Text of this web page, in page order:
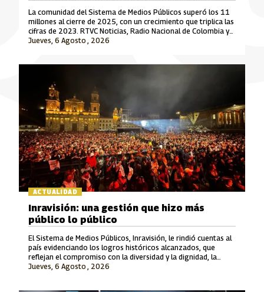
Jueves, 6 Agosto , 2026
La comunidad del Sistema de Medios Públicos superó los 11
millones al cierre de 2025, con un crecimiento que triplica las
cifras de 2023. RTVC Noticias, Radio Nacional de Colombia y
Señal Colombia son las marcas que lideran este crecimiento.
ACTUALIDAD
Jueves, 6 Agosto , 2026
Inravisión: una gestión que hizo más
público lo público
El Sistema de Medios Públicos, Inravisión, le rindió cuentas al
país evidenciando los logros históricos alcanzados, que
reflejan el compromiso con la diversidad y la dignidad, la
rigurosidad periodística, el fomento a la cultura y el cuidado